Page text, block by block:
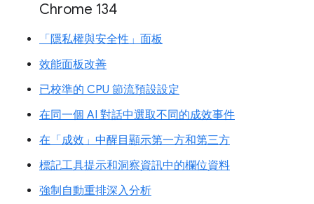
Chrome 134
「隱私權與安全性」面板
效能面板改善
已校準的 CPU 節流預設設定
在同一個 AI 對話中選取不同的成效事件
在「成效」中醒目顯示第一方和第三方
標記工具提示和洞察資訊中的欄位資料
強制自動重排深入分析